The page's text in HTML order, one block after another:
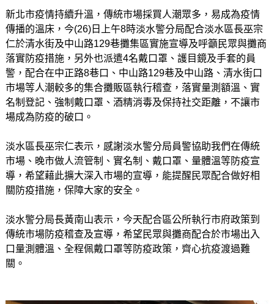
新北市疫情持續升溫，傳統市場採買人潮眾多，易成為疫情
傳播的溫床，今(26)日上午8時淡水警分局配合淡水區長巫宗
仁於清水街及中山路129巷攤集區實施宣導及呼籲民眾與攤商
落實防疫措施，另外也派遣4名戴口罩、護目鏡及手套的員
警，配合在中正路8巷口、中山路129巷及中山路、清水街口
市場等人潮較多的集合攤販區執行稽查，落實量測額溫、實
名制登記、強制戴口罩、酒精消毒及保持社交距離，不讓市
場成為防疫的破口。
淡水區長巫宗仁表示，感謝淡水警分局員警協助我們在傳統
市場、晚市做人流管制、實名制、戴口罩、量體溫等防疫宣
導，希望藉此擴大深入市場的宣導，能提醒民眾配合做好相
關防疫措施，保障大家的安全。
淡水警分局長黃南山表示，今天配合區公所執行市府政策到
傳統市場防疫稽查及宣導，希望民眾與攤商配合於市場出入
口量測體溫、全程佩戴口罩等防疫政策，齊心抗疫渡過難
關。